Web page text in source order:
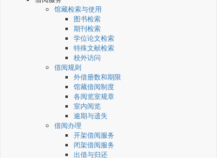
馆藏检索与使用
图书检索
期刊检索
学位论文检索
特殊文献检索
校外访问
借阅规则
外借册数和期限
馆藏借阅制度
各阅览室规章
室内阅览
逾期与遗失
借阅办理
开架借阅服务
闭架借阅服务
出借与归还